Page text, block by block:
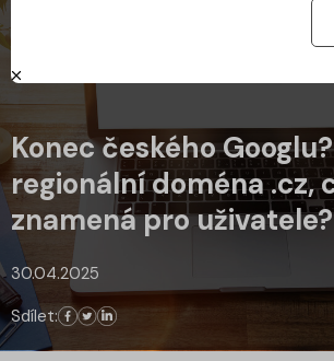
Konec českého
regionální doména .cz,
znamená pro uživatele?
30.04.2025
Sdílet: